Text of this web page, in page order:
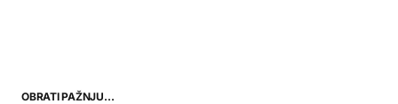
OBRATI PAŽNJU…